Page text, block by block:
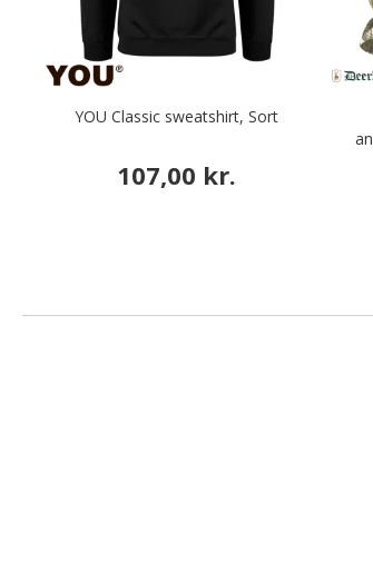
YOU Classic sweatshirt, Sort
107,00 kr.